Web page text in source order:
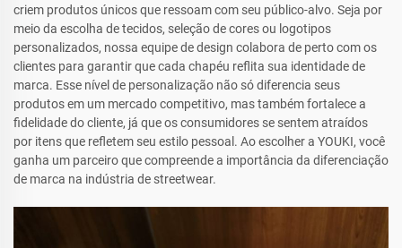
criem produtos únicos que ressoam com seu público-alvo. Seja por
meio da escolha de tecidos, seleção de cores ou logotipos
personalizados, nossa equipe de design colabora de perto com os
clientes para garantir que cada chapéu reflita sua identidade de
marca. Esse nível de personalização não só diferencia seus
produtos em um mercado competitivo, mas também fortalece a
fidelidade do cliente, já que os consumidores se sentem atraídos
por itens que refletem seu estilo pessoal. Ao escolher a YOUKI, você
ganha um parceiro que compreende a importância da diferenciação
de marca na indústria de streetwear.